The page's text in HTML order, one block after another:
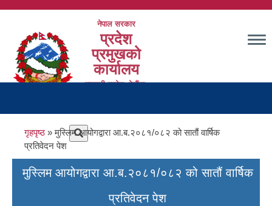
content
नेपाल सरकार
प्रदेश
प्रमुखको
कार्यालय
बागमती प्रदेश, हेटौंडा,
navigation
Breadcrumb
गृहपृष्ठ
मुस्लिम आयोगद्वारा आ.ब.२०८१/०८२ को सातौं वार्षिक
प्रतिवेदन पेश
मुस्लिम आयोगद्वारा आ.ब.२०८१/०८२ को सातौं वार्षिक
प्रतिवेदन पेश